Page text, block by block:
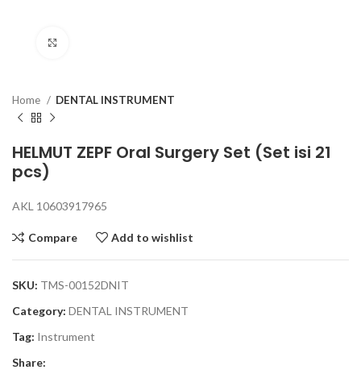
Home DENTAL INSTRUMENT
HELMUT ZEPF Oral Surgery Set (Set isi 21
pcs)
AKL 10603917965
Compare Add to wishlist
SKU: TMS-00152DNIT
Category: DENTAL INSTRUMENT
Tag: Instrument
Share: